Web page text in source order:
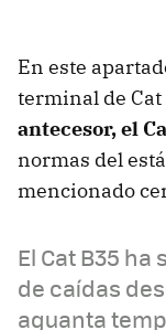
En este
terminal de Cat
antecesor, el
normas del
mencionado
El Cat B35
de caídas
aguanta